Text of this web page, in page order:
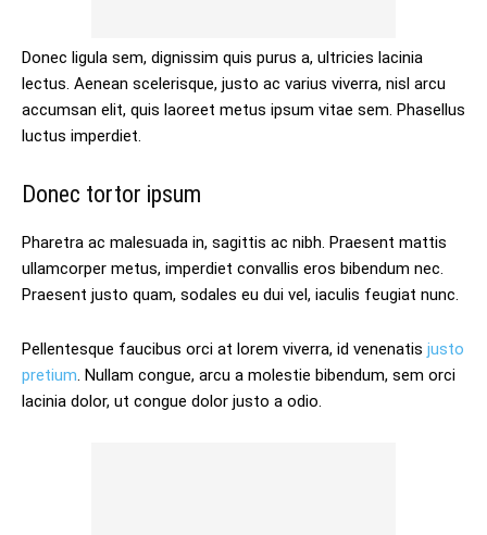
Donec ligula sem, dignissim quis purus a, ultricies lacinia
lectus. Aenean scelerisque, justo ac varius viverra, nisl arcu
accumsan elit, quis laoreet metus ipsum vitae sem. Phasellus
luctus imperdiet.
Donec tortor ipsum
Pharetra ac malesuada in, sagittis ac nibh. Praesent mattis
ullamcorper metus, imperdiet convallis eros bibendum nec.
Praesent justo quam, sodales eu dui vel, iaculis feugiat nunc.
Pellentesque faucibus orci at lorem viverra, id venenatis justo
pretium. Nullam congue, arcu a molestie bibendum, sem orci
lacinia dolor, ut congue dolor justo a odio.